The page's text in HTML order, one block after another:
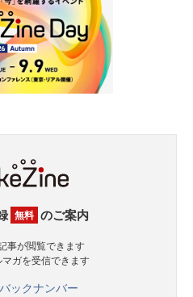
無料 のご案内
事が閲覧できます
マガを受信できます
ックナンバー